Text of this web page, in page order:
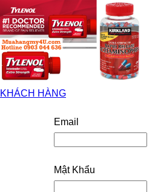
KHÁCH HÀNG
Email
Mật Khẩu